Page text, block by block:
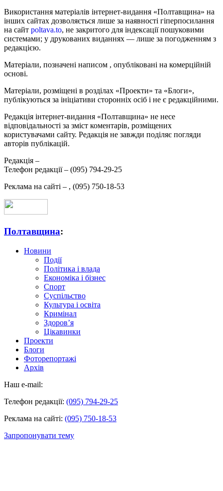
Використання матеріалів інтернет-видання «Полтавщина» на
інших сайтах дозволяється лише за наявності гіперпосилання
на сайт poltava.to, не закритого для індексації пошуковими
системами; у друкованих виданнях — лише за погодженням з
редакцією.
Матеріали, позначені написом , опубліковані на комерційній
основі.
Матеріали, розміщені в розділах «Проекти» та «Блоги»,
публікуються за ініціативи сторонніх осіб і не є редакційними.
Редакція інтернет-видання «Полтавщина» не несе
відповідальності за зміст коментарів, розміщених
користувачами сайту. Редакція не завжди поділяє погляди
авторів публікацій.
Редакція –
Телефон редакції – (095) 794-29-25
Реклама на сайті – , (095) 750-18-53
Полтавщина:
Новини
Події
Політика і влада
Економіка і бізнес
Спорт
Суспільство
Культура і освіта
Кримінал
Здоров’я
Цікавинки
Проекти
Блоги
Фоторепортажі
Архів
Наш e-mail:
Телефон редакції: (095) 794-29-25
Реклама на сайті: (095) 750-18-53
Запропонувати тему